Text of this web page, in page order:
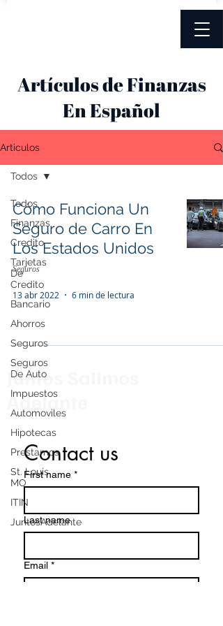
Artículos de Finanzas
En Español
Articulos
Todos
Finanzas
Credito
Tarjetas
De
Credito
Bancario
Ahorros
Seguros
Seguros
De Auto
Impuestos
Automoviles
Hipotecas
Prestamos
St. Louis
MO
ITIN
JuntosAdelante
Todos
Cómo Funciona Un
Seguro de Carro En
Los Estados Unidos
Seguros
13 abr 2022 6 min de lectura
Juntos Salimos
Adelante
Contact us
First name *
Last name
Email *